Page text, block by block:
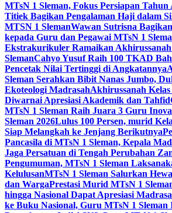
MTsN 1 Sleman, Fokus Persiapan
Titiek Bagikan Pengalaman Haji dalam
MTSN 1 SlemanWawan Sutrisna
kepada Guru dan Pegawai MTsN 1
Ekstrakurikuler Ramaikan Akhirussanah
SlemanCahyo Yusuf Raih 100 TKAD
Pencetak Nilai Tertinggi di Angkatannya
Sleman Serahkan Bibit Nanas Jumbo,
Ekoteologi MadrasahAkhirussanah
Diwarnai Apresiasi Akademik dan Tahfid
MTsN 1 Sleman Raih Juara 3 Guru
Sleman 2026Lulus 100 Persen, murid
Siap Melangkah ke Jenjang Berikutnya
Pancasila di MTsN 1 Sleman, Kepala
Jaga Persatuan di Tengah Perubahan
Pengumuman, MTsN 1 Sleman
KelulusanMTsN 1 Sleman Salurkan
dan WargaPrestasi Murid MTsN 1
hingga Nasional Dapat Apresiasi
ke Buku Nasional, Guru MTsN 1